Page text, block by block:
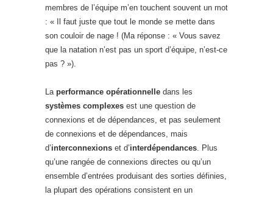
membres de l’équipe m’en touchent souvent un mot
: « Il faut juste que tout le monde se mette dans
son couloir de nage ! (Ma réponse : « Vous savez
que la natation n’est pas un sport d’équipe, n’est-ce
pas ? »).
La performance opérationnelle dans les
systèmes complexes est une question de
connexions et de dépendances, et pas seulement
de connexions et de dépendances, mais
d’interconnexions et d’interdépendances. Plus
qu’une rangée de connexions directes ou qu’un
ensemble d’entrées produisant des sorties définies,
la plupart des opérations consistent en un